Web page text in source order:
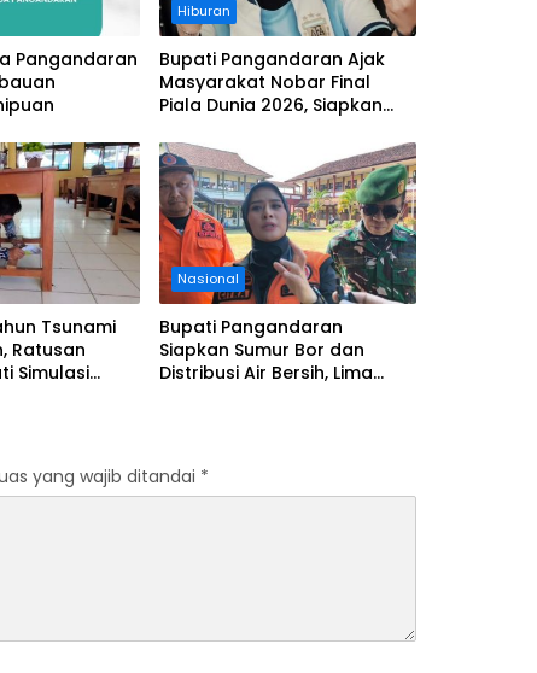
Pangandaran
Hiburan
Bupati Pangandaran Ajak
Masyarakat Nobar Final
Piala Dunia 2026, Siapkan
Tsunami
Ratusan
Simulasi
Nasional
Bupati Pangandaran
Siapkan Sumur Bor dan
Distribusi Air Bersih, Lima
yang wajib ditandai *